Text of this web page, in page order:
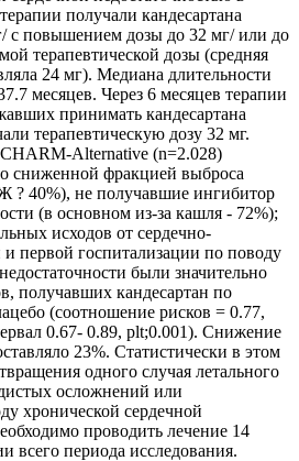
получали кандесартана
с повышением дозы до 32 мг/ или до
терапевтической дозы (средняя
24 мг). Медиана длительности
месяцев. Через 6 месяцев терапии
принимать кандесартана
терапевтическую дозу 32 мг.
Alternative (n=2.028)
сниженной фракцией выброса
? 40%), не получавшие ингибитор
(в основном из-за кашля - 72%);
исходов от сердечно-
и первой госпитализации по поводу
были значительно
получавших кандесартан по
(соотношение рисков = 0.77,
0.67- 0.89, рlt;0.001). Снижение
23%. Статистически в этом
одного случая летального
осложнений или
хронической сердечной
проводить лечение 14
всего периода исследования.